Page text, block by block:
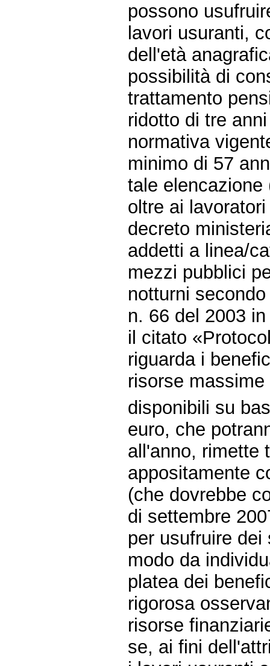
possono
lavori usuranti,
dell'età
possibilità di
trattamento
ridotto di tre
normativa
minimo di 57
tale
oltre ai
decreto
addetti a linea/
mezzi pubblici
notturni
n. 66 del 2003
il citato
riguarda i
risorse massime
disponibili su
euro, che
all'anno, rimette
appositamente
(che dovrebbe
di settembre
per usufruire
modo da
platea dei
rigorosa
risorse
se, ai fini